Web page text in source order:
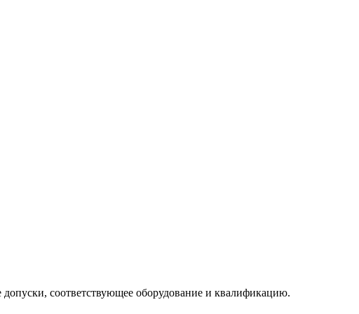
соответствующее оборудование и квалификацию.